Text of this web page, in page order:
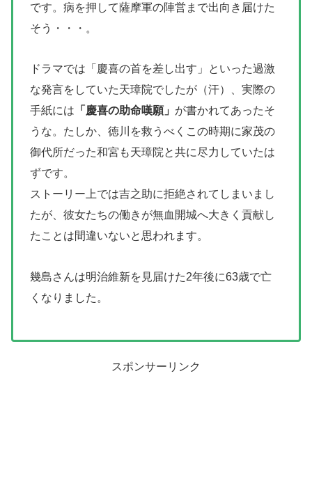
です。病を押して薩摩軍の陣営まで出向き届けた
そう・・・。
ドラマでは「慶喜の首を差し出す」といった過激
な発言をしていた天璋院でしたが（汗）、実際の
手紙には 「慶喜の助命嘆願」 が書かれてあったそ
うな。たしか、徳川を救うべくこの時期に家茂の
御代所だった和宮も天璋院と共に尽力していたは
ずです。
ストーリー上では吉之助に拒絶されてしまいまし
たが、彼女たちの働きが無血開城へ大きく貢献し
たことは間違いないと思われます。
幾島さんは明治維新を見届けた2年後に63歳で亡
くなりました。
スポンサーリンク